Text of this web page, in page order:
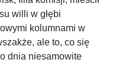
willi w głębi
kolumnami w
ale to, co się
dnia niesamowite